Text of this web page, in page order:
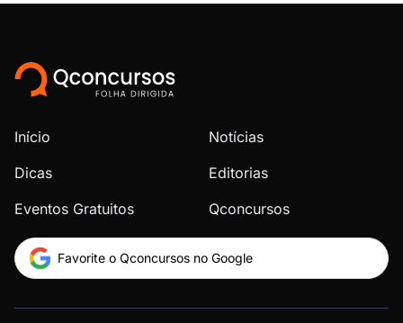
Início
Notícias
Dicas
Editorias
Eventos Gratuitos
Qconcursos
Favorite o Qconcursos no Google